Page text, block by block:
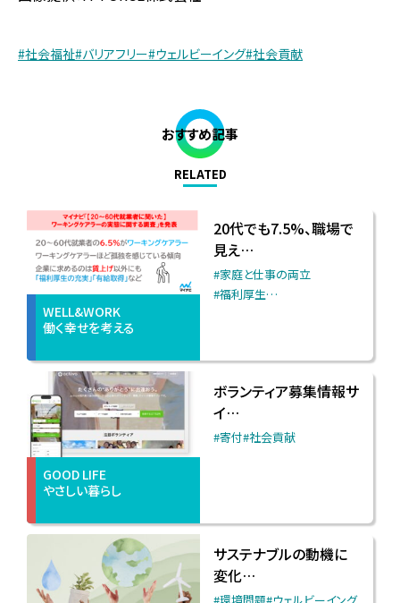
#社会福祉#バリアフリー#ウェルビーイング#社会貢献
おすすめ記事
RELATED
WELL&WORK
働く幸せを考える
20代でも7.5%、職場で
見え…
#家庭と仕事の両立
#福利厚生…
GOOD LIFE
やさしい暮らし
ボランティア募集情報サ
イ…
#寄付#社会貢献
サステナブルの動機に
変化…